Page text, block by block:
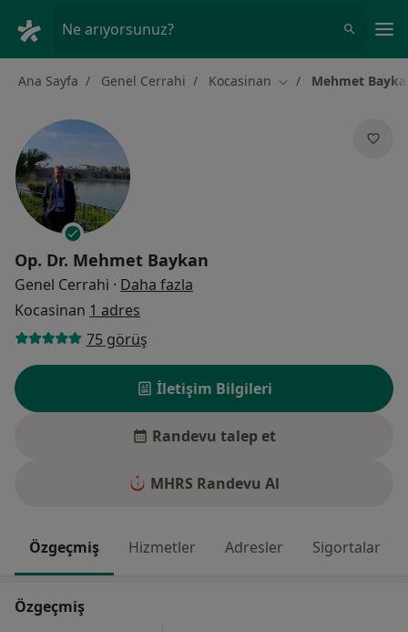
Ne arıyorsunuz?
Ana Sayfa Genel Cerrahi Kocasinan Şehir değiştir
Mehmet
Op. Dr. Mehmet Baykan
Genel Cerrahi · Daha fazla
Kocasinan 1 adres
75 görüş
İletişim Bilgileri
Randevu talep et
MHRS Randevu Al
Özgeçmiş Hizmetler Adresler Sigortalar
Özgeçmiş